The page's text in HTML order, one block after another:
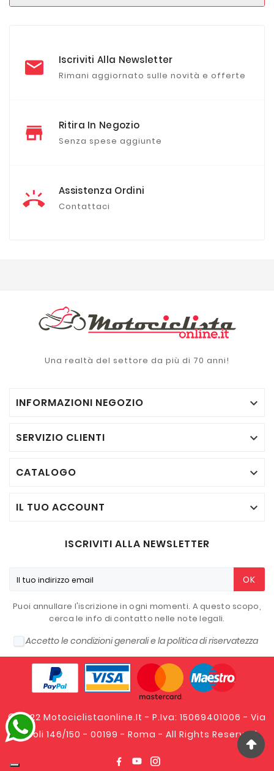
Iscriviti Alla Newsletter
Rimani aggiornato sulle novità e offerte
Ritira In Negozio
Senza spese aggiunte
Assistenza Ordini
Contattaci
Una realtà del settore da più di 70 anni!
INFORMAZIONI NEGOZIO 
SERVIZIO CLIENTI 
CATALOGO 
IL TUO ACCOUNT 
ISCRIVITI ALLA NEWSLETTER
OK
Puoi annullare l'iscrizione in ogni momenti. A questo scopo,
cerca le info di contatto nelle note legali.
Accetto le condizioni generali e la politica di riservatezza
© 2022 Motociclistaonline.it - P.Iva: 15069401006 - Via
Tripoli 146/150 - 00199 - Roma - All Rights Reserved.